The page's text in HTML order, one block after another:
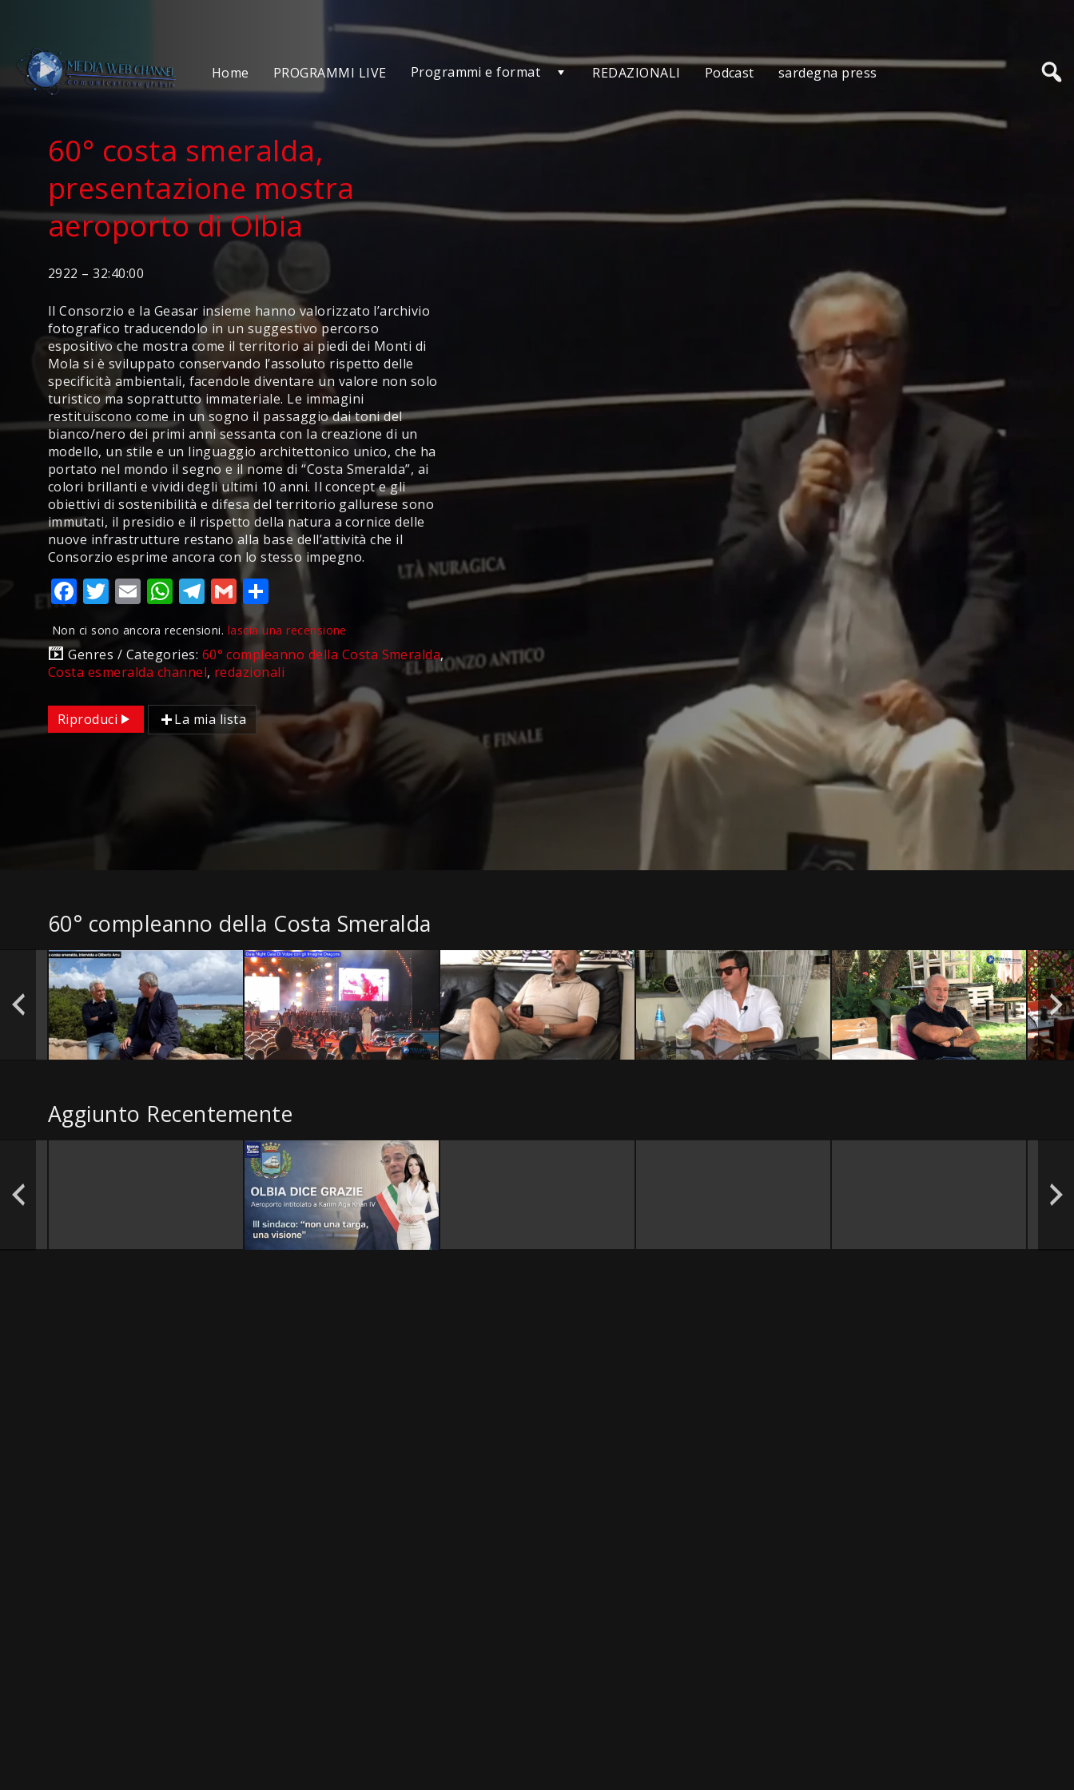
Home PROGRAMMI LIVE Programmi e format REDAZIONALI Podcast sardegna press
60° costa smeralda,
presentazione mostra
aeroporto di Olbia
2922 – 32:40:00
Il Consorzio e la Geasar insieme hanno valorizzato l’archivio
fotografico traducendolo in un suggestivo percorso
espositivo che mostra come il territorio ai piedi dei Monti di
Mola si è sviluppato conservando l’assoluto rispetto delle
specificità ambientali, facendole diventare un valore non solo
turistico ma soprattutto immateriale. Le immagini
restituiscono come in un sogno il passaggio dai toni del
bianco/nero dei primi anni sessanta con la creazione di un
modello, un stile e un linguaggio architettonico unico, che ha
portato nel mondo il segno e il nome di “Costa Smeralda”, ai
colori brillanti e vividi degli ultimi 10 anni. Il concept e gli
obiettivi di sostenibilità e difesa del territorio gallurese sono
immutati, il presidio e il rispetto della natura a cornice delle
nuove infrastrutture restano alla base dell’attività che il
Consorzio esprime ancora con lo stesso impegno.
Facebook
Twitter
EmailWhatsApp
Telegram
GmailCondividi
Non ci sono ancora recensioni. lascia una recensione
Genres / Categories: 60° compleanno della Costa Smeralda,
Costa esmeralda channel, redazionali
Riproduci La mia lista
60° compleanno della Costa Smeralda
Aggiunto Recentemente